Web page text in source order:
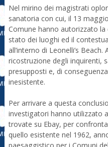
Nel mirino dei magistrati
sanatoria con cui, il 13
Comune hanno autorizzato
stato dei luoghi ed il
all’interno di Leonelli’s
ricostruzione degli inquirenti,
presupposti e, di
inesistente.
Per arrivare a questa
investigatori hanno utilizzato
trovate su Ebay, per
quello esistente nel 1962,